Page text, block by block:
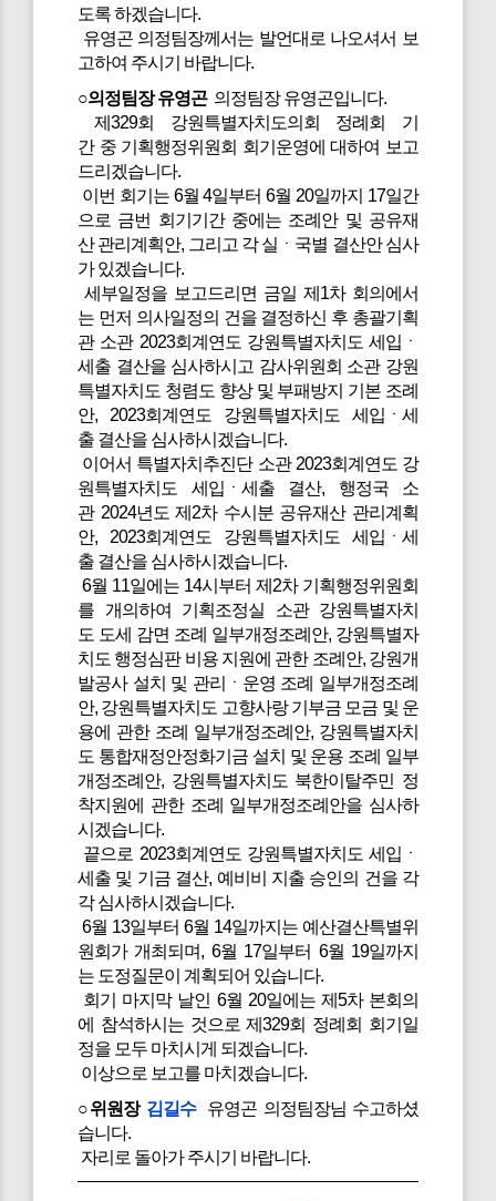
도록 하겠습니다.
유영곤 의정팀장께서는 발언대로 나오셔서 보
고하여 주시기 바랍니다.
○의정팀장 유영곤의정팀장 유영곤입니다.
제329회 강원특별자치도의회 정례회 기
간 중 기획행정위원회 회기운영에 대하여 보고
드리겠습니다.
이번 회기는 6월 4일부터 6월 20일까지 17일간
으로 금번 회기기간 중에는 조례안 및 공유재
산 관리계획안, 그리고 각 실ㆍ국별 결산안 심사
가 있겠습니다.
세부일정을 보고드리면 금일 제1차 회의에서
는 먼저 의사일정의 건을 결정하신 후 총괄기획
관 소관 2023회계연도 강원특별자치도 세입ㆍ
세출 결산을 심사하시고 감사위원회 소관 강원
특별자치도 청렴도 향상 및 부패방지 기본 조례
안, 2023회계연도 강원특별자치도 세입ㆍ세
출 결산을 심사하시겠습니다.
이어서 특별자치추진단 소관 2023회계연도 강
원특별자치도 세입ㆍ세출 결산, 행정국 소
관 2024년도 제2차 수시분 공유재산 관리계획
안, 2023회계연도 강원특별자치도 세입ㆍ세
출 결산을 심사하시겠습니다.
6월 11일에는 14시부터 제2차 기획행정위원회
를 개의하여 기획조정실 소관 강원특별자치
도 도세 감면 조례 일부개정조례안, 강원특별자
치도 행정심판 비용 지원에 관한 조례안, 강원개
발공사 설치 및 관리ㆍ운영 조례 일부개정조례
안, 강원특별자치도 고향사랑 기부금 모금 및 운
용에 관한 조례 일부개정조례안, 강원특별자치
도 통합재정안정화기금 설치 및 운용 조례 일부
개정조례안, 강원특별자치도 북한이탈주민 정
착지원에 관한 조례 일부개정조례안을 심사하
시겠습니다.
끝으로 2023회계연도 강원특별자치도 세입ㆍ
세출 및 기금 결산, 예비비 지출 승인의 건을 각
각 심사하시겠습니다.
6월 13일부터 6월 14일까지는 예산결산특별위
원회가 개최되며, 6월 17일부터 6월 19일까지
는 도정질문이 계획되어 있습니다.
회기 마지막 날인 6월 20일에는 제5차 본회의
에 참석하시는 것으로 제329회 정례회 회기일
정을 모두 마치시게 되겠습니다.
이상으로 보고를 마치겠습니다.
○위원장 김길수유영곤 의정팀장님 수고하셨
습니다.
자리로 돌아가 주시기 바랍니다.